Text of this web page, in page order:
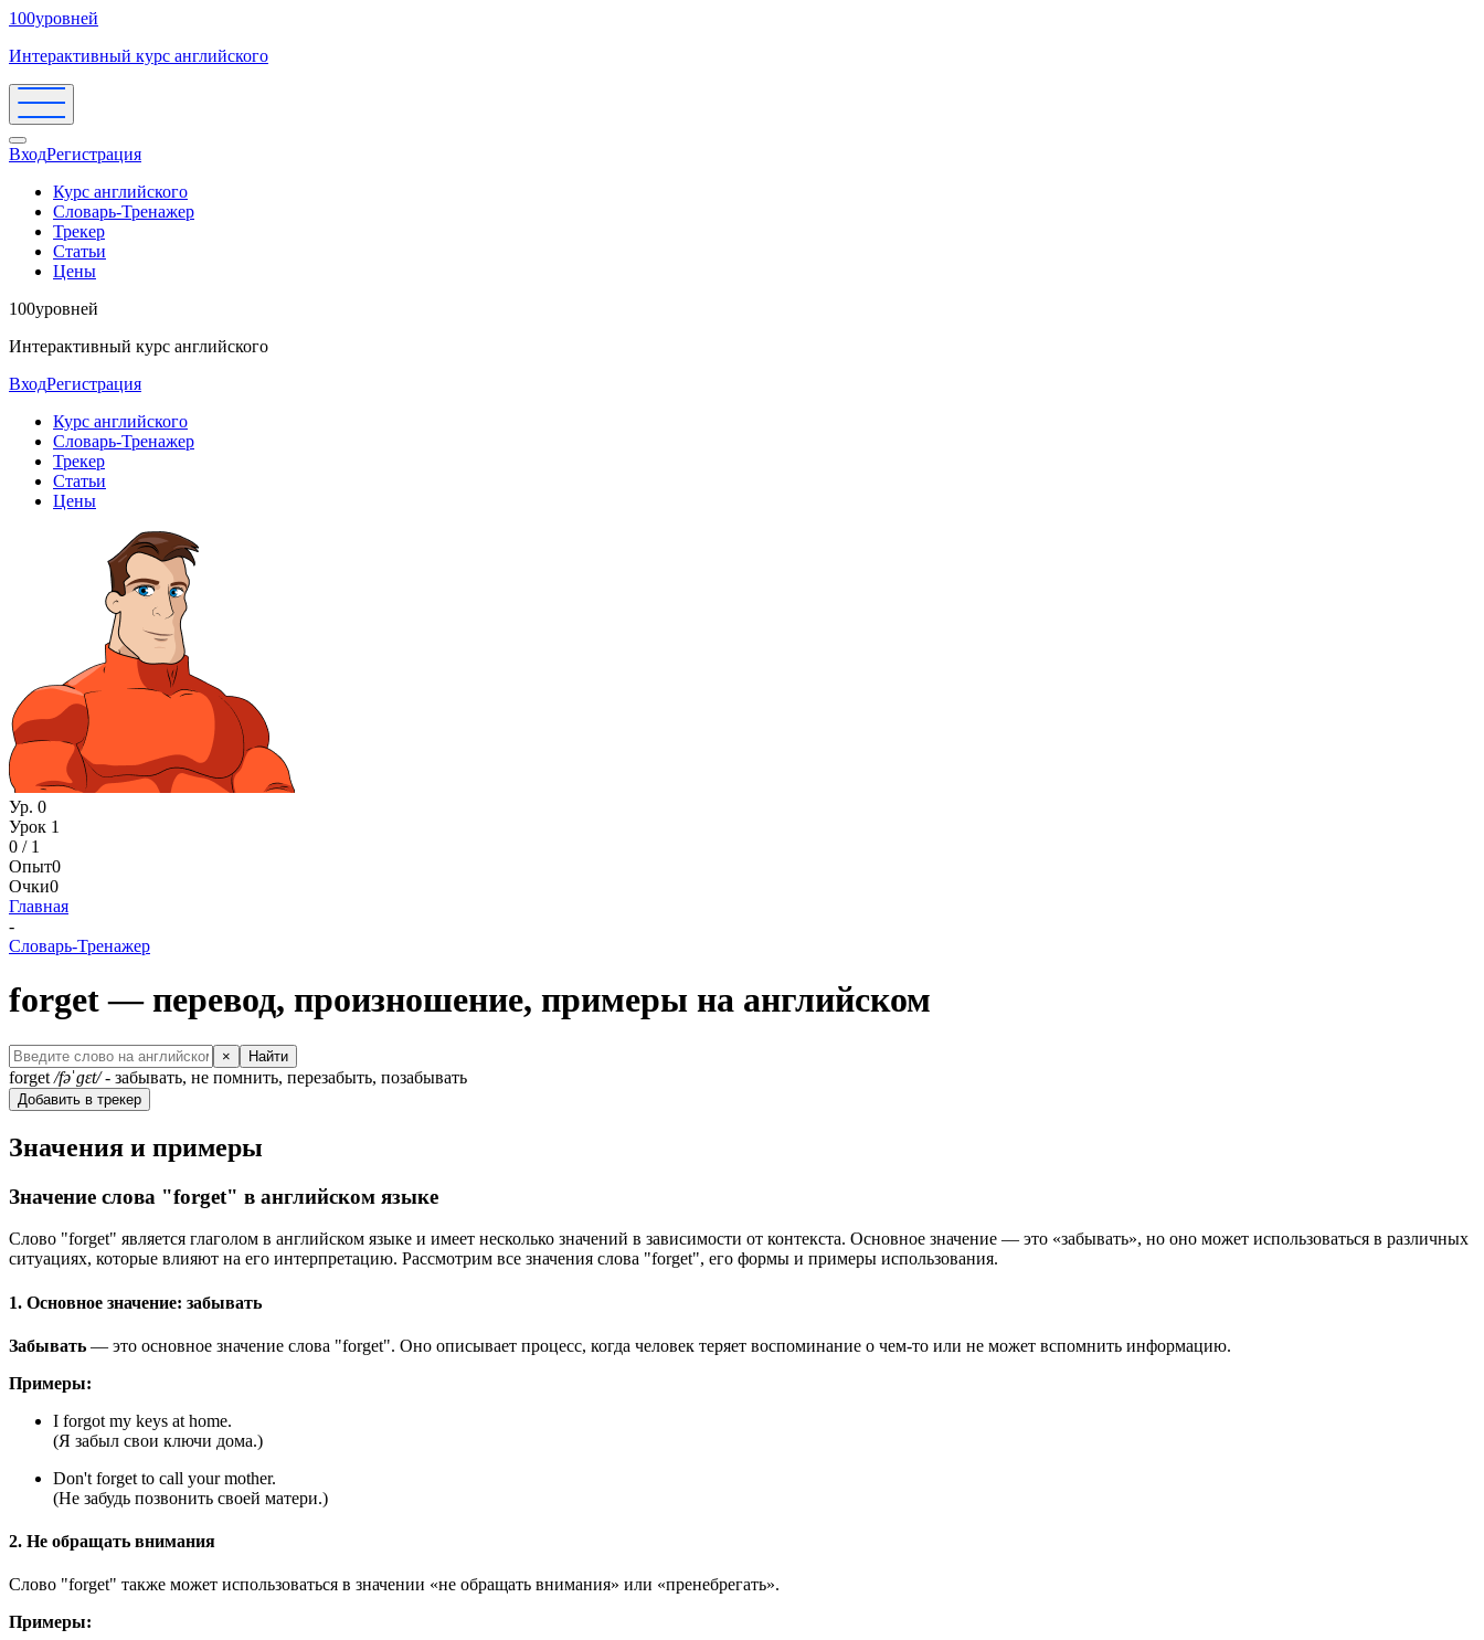
100уровней
Интерактивный курс английского
ВходРегистрация
Курс английского
Словарь-Тренажер
Трекер
Статьи
Цены
100уровней
Интерактивный курс английского
ВходРегистрация
Курс английского
Словарь-Тренажер
Трекер
Статьи
Цены
Ур. 0
Урок 1
0 / 1
Опыт0
Очки0
Главная
-
Словарь-Тренажер
forget — перевод, произношение, примеры на английском
× Найти
forget /fəˈɡɛt/- забывать, не помнить, перезабыть, позабывать
Добавить в трекер
Значения и примеры
Значение слова "forget" в английском языке
Слово "forget" является глаголом в английском языке и имеет несколько значений в зависимости от контекста. Основное значение — это «забывать», но оно может использоваться в различных
ситуациях, которые влияют на его интерпретацию. Рассмотрим все значения слова "forget", его формы и примеры использования.
1. Основное значение: забывать
Забывать — это основное значение слова "forget". Оно описывает процесс, когда человек теряет воспоминание о чем-то или не может вспомнить информацию.
Примеры:
I forgot my keys at home.
(Я забыл свои ключи дома.)
Don't forget to call your mother.
(Не забудь позвонить своей матери.)
2. Не обращать внимания
Слово "forget" также может использоваться в значении «не обращать внимания» или «пренебрегать».
Примеры: